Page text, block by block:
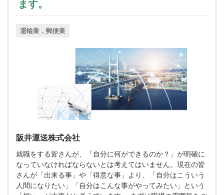
ます。
運輸業，郵便業
阪井運送株式会社
就職をする皆さんが、「自分に何ができるのか？」が明確に
なっていなければならないとは考えてはいません。現在の皆
さんが「出来る事」や「得意な事」より、「自分はこういう
人間になりたい」「自分はこんな事がやってみたい」という